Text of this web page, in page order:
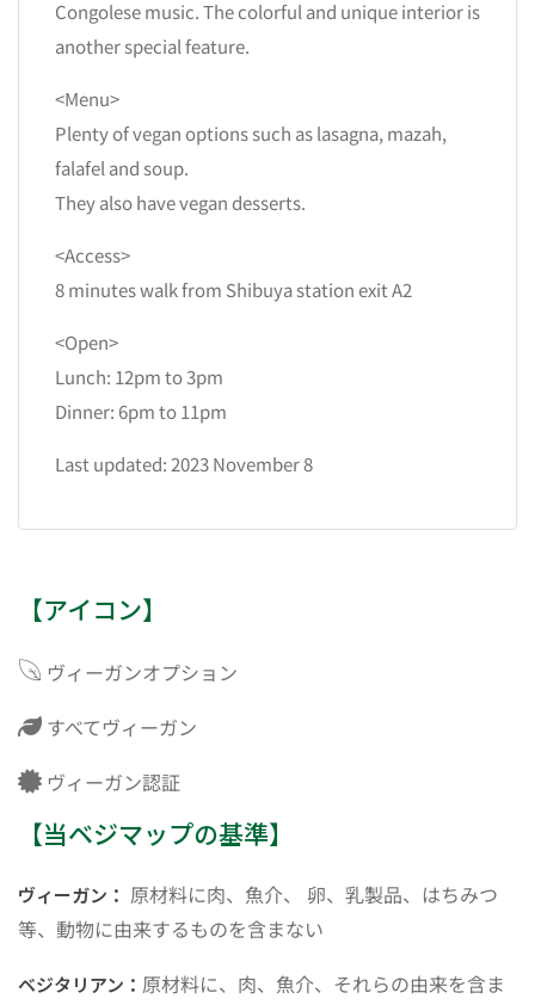
Congolese music. The colorful and unique interior is
another special feature.
<Menu>
Plenty of vegan options such as lasagna, mazah,
falafel and soup.
They also have vegan desserts.
<Access>
8 minutes walk from Shibuya station exit A2
<Open>
Lunch: 12pm to 3pm
Dinner: 6pm to 11pm
Last updated: 2023 November 8
【アイコン】
ヴィーガンオプション
すべてヴィーガン
ヴィーガン認証
【当ベジマップの基準】
ヴィーガン： 原材料に肉、魚介、 卵、乳製品、はちみつ
等、動物に由来するものを含まない
ベジタリアン： 原材料に、肉、魚介、それらの由来を含ま